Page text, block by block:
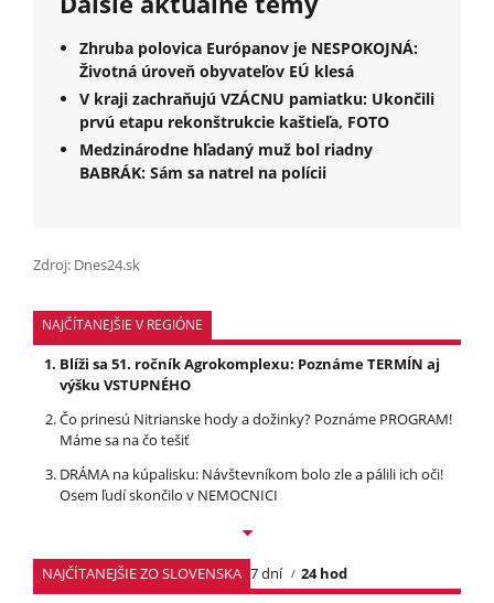
Zhruba polovica Európanov je NESPOKOJNÁ:
Životná úroveň obyvateľov EÚ klesá
V kraji zachraňujú VZÁCNU pamiatku: Ukončili
prvú etapu rekonštrukcie kaštieľa, FOTO
Medzinárodne hľadaný muž bol riadny
BABRÁK: Sám sa natrel na polícii
Zdroj: Dnes24.sk
NAJČÍTANEJŠIE V REGIÓNE
Blíži sa 51. ročník Agrokomplexu: Poznáme TERMÍN aj
výšku VSTUPNÉHO
Čo prinesú Nitrianske hody a dožinky? Poznáme PROGRAM!
Máme sa na čo tešiť
DRÁMA na kúpalisku: Návštevníkom bolo zle a pálili ich oči!
Osem ľudí skončilo v NEMOCNICI
NAJČÍTANEJŠIE ZO SLOVENSKA 7 dní
24 hod